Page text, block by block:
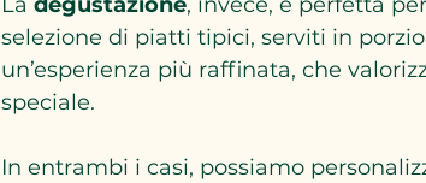
selezione di piatti tipici, serviti in
un’esperienza più raffinata, che
speciale.
In entrambi i casi, possiamo